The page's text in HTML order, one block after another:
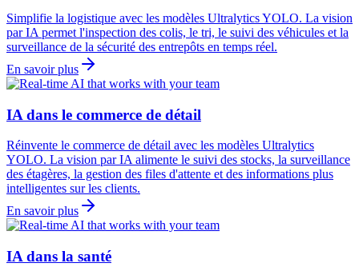
Simplifie la logistique avec les modèles Ultralytics YOLO. La vision
par IA permet l'inspection des colis, le tri, le suivi des véhicules et la
surveillance de la sécurité des entrepôts en temps réel.
En savoir plus
IA dans le commerce de détail
Réinvente le commerce de détail avec les modèles Ultralytics
YOLO. La vision par IA alimente le suivi des stocks, la surveillance
des étagères, la gestion des files d'attente et des informations plus
intelligentes sur les clients.
En savoir plus
IA dans la santé